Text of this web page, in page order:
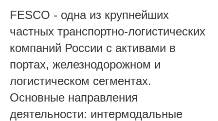
FESCO - одна из крупнейших
частных транспортно-логистических
компаний России с активами в
портах, железнодорожном и
логистическом сегментах.
Основные направления
деятельности: интермодальные